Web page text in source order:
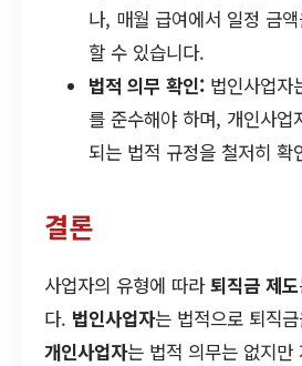
나, 매월 급여에서 일정 금
할 수 있습니다.
법적 의무 확인: 법인사업자
를 준수해야 하며, 개인사업
되는 법적 규정을 철저히 확
결론
사업자의 유형에 따라퇴직금 제도
다. 법인사업자는 법적으로 퇴직
개인사업자는 법적 의무는 없지만